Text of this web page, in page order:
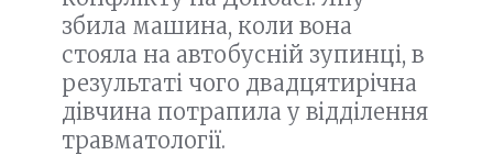
збила машина, коли вона
стояла на автобусній зупинці, в
результаті чого двадцятирічна
дівчина потрапила у відділення
травматології.